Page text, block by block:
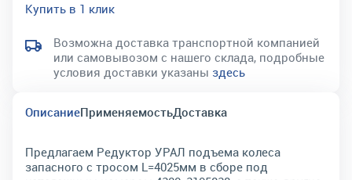
Купить в 1 клик
Возможна доставка транспортной компанией
или самовывозом с нашего склада, подробные
условия доставки указаны здесь
ОписаниеПрименяемостьДоставка
Предлагаем Редуктор УРАЛ подъема колеса
запасного с тросом L=4025мм в сборе под